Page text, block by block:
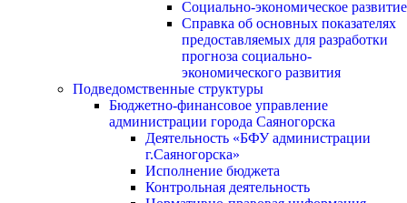
Социально-экономическое развитие
Справка об основных показателях
предоставляемых для разработки
прогноза социально-
экономического развития
Подведомственные структуры
Бюджетно-финансовое управление
администрации города Саяногорска
Деятельность «БФУ администрации
г.Саяногорска»
Исполнение бюджета
Контрольная деятельность